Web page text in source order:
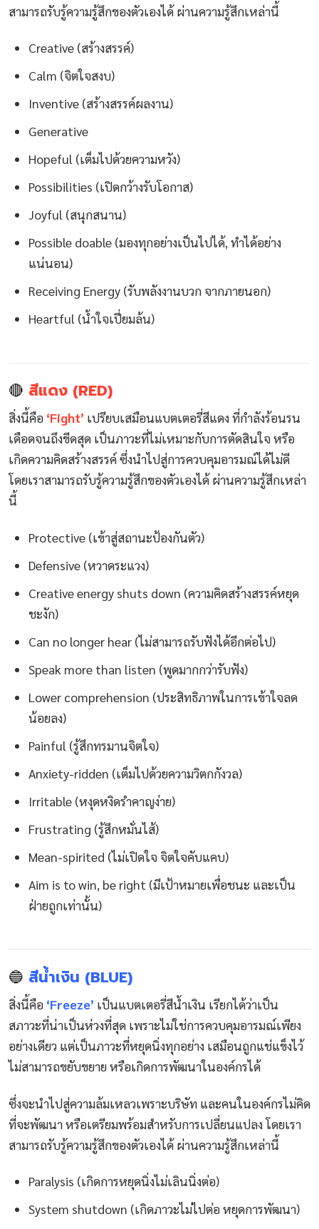
สามารถรับรู้ความรู้สึกของตัวเองได้ ผ่านความรู้สึกเหล่านี้
Creative (สร้างสรรค์)
Calm (จิตใจสงบ)
Inventive (สร้างสรรค์ผลงาน)
Generative
Hopeful (เต็มไปด้วยความหวัง)
Possibilities (เปิดกว้างรับโอกาส)
Joyful (สนุกสนาน)
Possible doable (มองทุกอย่างเป็นไปได้, ทำได้อย่าง
แน่นอน)
Receiving Energy (รับพลังงานบวก จากภายนอก)
Heartful (น้ำใจเปี่ยมล้น)
🔴 สีแดง (RED)
สิ่งนี้คือ ‘Fight’ เปรียบเสมือนแบตเตอรี่สีแดง ที่กำลังร้อนรน
เดือดจนถึงขีดสุด เป็นภาวะที่ไม่เหมาะกับการตัดสินใจ หรือ
เกิดความคิดสร้างสรรค์ ซึ่งนำไปสู่การควบคุมอารมณ์ได้ไม่ดี
โดยเราสามารถรับรู้ความรู้สึกของตัวเองได้ ผ่านความรู้สึกเหล่า
นี้
Protective (เข้าสู่สถานะป้องกันตัว)
Defensive (หวาดระแวง)
Creative energy shuts down (ความคิดสร้างสรรค์หยุด
ชะงัก)
Can no longer hear (ไม่สามารถรับฟังได้อีกต่อไป)
Speak more than listen (พูดมากกว่ารับฟัง)
Lower comprehension (ประสิทธิภาพในการเข้าใจลด
น้อยลง)
Painful (รู้สึกทรมานจิตใจ)
Anxiety-ridden (เต็มไปด้วยความวิตกกังวล)
Irritable (หงุดหงิดรำคาญง่าย)
Frustrating (รู้สึกหมั่นไส้)
Mean-spirited (ไม่เปิดใจ จิตใจคับแคบ)
Aim is to win, be right (มีเป้าหมายเพื่อชนะ และเป็น
ฝ่ายถูกเท่านั้น)
🔵 สีน้ำเงิน (BLUE)
สิ่งนี้คือ ‘Freeze’ เป็นแบตเตอรี่สีน้ำเงิน เรียกได้ว่าเป็น
สภาวะที่น่าเป็นห่วงที่สุด เพราะไม่ใช่การควบคุมอารมณ์เพียง
อย่างเดียว แต่เป็นภาวะที่หยุดนิ่งทุกอย่าง เสมือนถูกแช่แข็งไว้
ไม่สามารถขยับขยาย หรือเกิดการพัฒนาในองค์กรได้
ซึ่งจะนำไปสู่ความล้มเหลวเพราะบริษัท และคนในองค์กรไม่คิด
ที่จะพัฒนา หรือเตรียมพร้อมสำหรับการเปลี่ยนแปลง โดยเรา
สามารถรับรู้ความรู้สึกของตัวเองได้ ผ่านความรู้สึกเหล่านี้
Paralysis (เกิดการหยุดนิ่งไม่เลินนิ่งต่อ)
System shutdown (เกิดภาวะไม่ไปต่อ หยุดการพัฒนา)